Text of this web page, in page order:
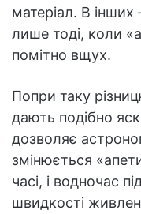
матеріал. В
лише тоді, коли
помітно вщух.
Попри таку
дають подібно
дозволяє
змінюється
часі, і водночас
швидкості